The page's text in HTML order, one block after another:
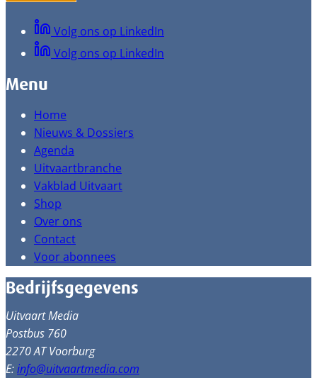
Volg ons op LinkedIn
Volg ons op LinkedIn
Menu
Home
Nieuws & Dossiers
Agenda
Uitvaartbranche
Vakblad Uitvaart
Shop
Over ons
Contact
Voor abonnees
Bedrijfsgegevens
Uitvaart Media
Postbus 760
2270 AT Voorburg
E:info@uitvaartmedia.com